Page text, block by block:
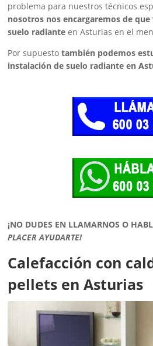
problema para nuestros técnicos
nosotros nos encargaremos de
suelo radiante en Asturias en el
Por supuestotambién podemos
instalación de suelo radiante en
¡NO DUDES EN LLAMARNOS O
PLACER AYUDARTE!
Calefacción con
pellets en Asturias